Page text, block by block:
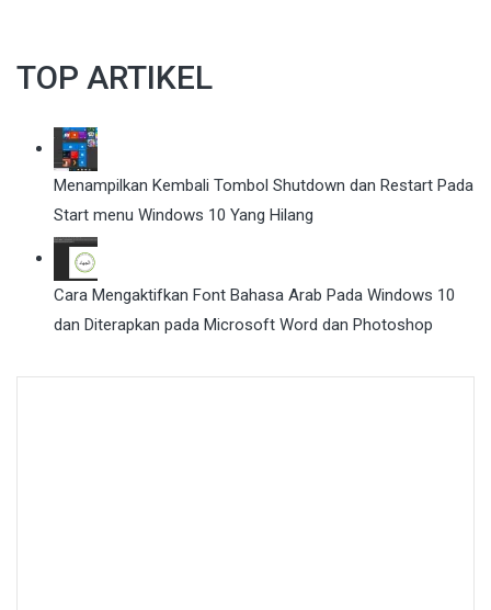
TOP ARTIKEL
Menampilkan Kembali Tombol Shutdown dan Restart Pada
Start menu Windows 10 Yang Hilang
Cara Mengaktifkan Font Bahasa Arab Pada Windows 10
dan Diterapkan pada Microsoft Word dan Photoshop